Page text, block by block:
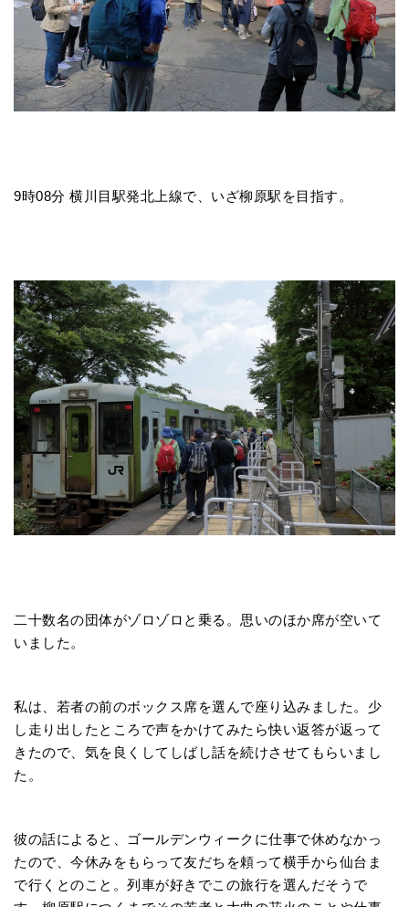
9時08分 横川目駅発北上線で、いざ柳原駅を目指す。
二十数名の団体がゾロゾロと乗る。思いのほか席が空いて
いました。
私は、若者の前のボックス席を選んで座り込みました。少
し走り出したところで声をかけてみたら快い返答が返って
きたので、気を良くしてしばし話を続けさせてもらいまし
た。
彼の話によると、ゴールデンウィークに仕事で休めなかっ
たので、今休みをもらって友だちを頼って横手から仙台ま
で行くとのこと。列車が好きでこの旅行を選んだそうで